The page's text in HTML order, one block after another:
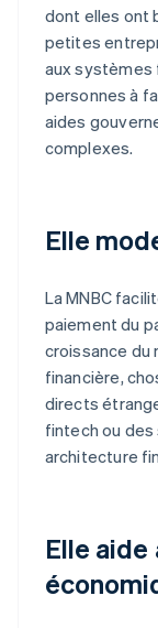
dont elles ont
petites
aux systèmes
personnes à
aides
complexes.
Elle
La MNBC
paiement du
croissance du
financière,
directs
fintech ou
architecture
Elle